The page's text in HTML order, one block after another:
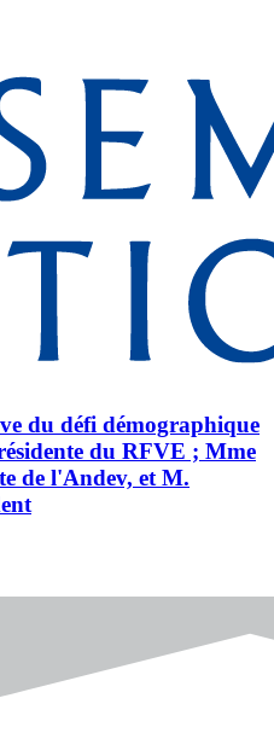
du défi démographique
du RFVE ; Mme
de l'Andev, et M.